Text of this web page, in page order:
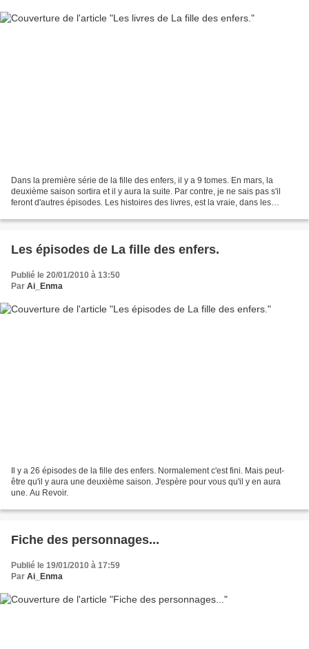
Dans la première série de la fille des enfers, il y a 9 tomes. En mars, la
deuxième saison sortira et il y aura la suite. Par contre, je ne sais pas s'il
feront d'autres épisodes. Les histoires des livres, est la vraie, dans les
Les épisodes de La fille des enfers.
Publié le 20/01/2010 à 13:50
Par Ai_Enma
Il y a 26 épisodes de la fille des enfers. Normalement c'est fini. Mais peut-
être qu'il y aura une deuxième saison. J'espère pour vous qu'il y en aura
une. Au Revoir.
Fiche des personnages...
Publié le 19/01/2010 à 17:59
Par Ai_Enma